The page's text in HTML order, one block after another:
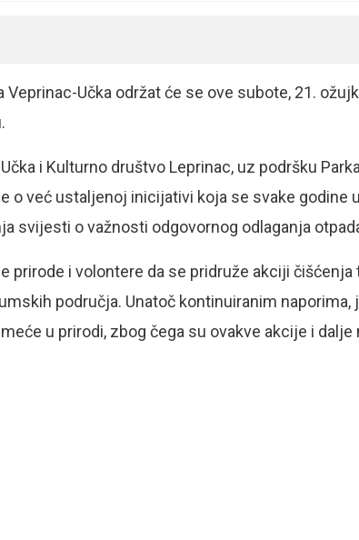
Učka održat će se ove subote, 21.
i Kulturno društvo Leprinac, uz podršku
o već ustaljenoj inicijativi koja se svake godine
svijesti o važnosti odgovornog odlaganja
prirode i volontere da se pridruže akciji čišćenja
područja. Unatoč kontinuiranim naporima,
u prirodi, zbog čega su ovakve akcije i dalje